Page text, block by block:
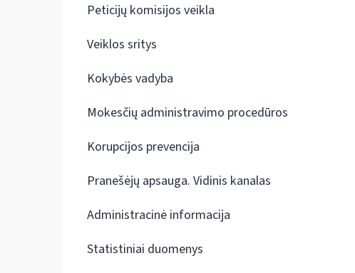
Peticijų komisijos veikla
Veiklos sritys
Kokybės vadyba
Mokesčių administravimo procedūros
Korupcijos prevencija
Pranešėjų apsauga. Vidinis kanalas
Administracinė informacija
Statistiniai duomenys